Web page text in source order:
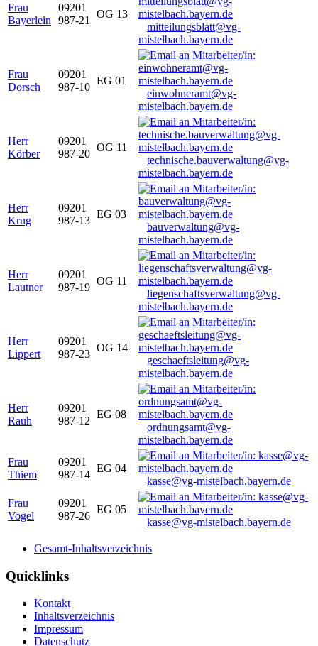
Frau
Bayerlein
09201
987-21
OG 13
mitteilungsblatt@vg-
mistelbach.bayern.de
Frau
Dorsch
09201
987-10
EG 01
einwohneramt@vg-
mistelbach.bayern.de
Herr
Körber
09201
987-20
OG 11
technische.bauverwaltung@vg-
mistelbach.bayern.de
Herr
Krug
09201
987-13
EG 03
bauverwaltung@vg-
mistelbach.bayern.de
Herr
Lautner
09201
987-19
OG 11
liegenschaftsverwaltung@vg-
mistelbach.bayern.de
Herr
Lippert
09201
987-23
OG 14
geschaeftsleitung@vg-
mistelbach.bayern.de
Herr
Rauh
09201
987-12
EG 08
ordnungsamt@vg-
mistelbach.bayern.de
Frau
Thiem
09201
987-14
EG 04
kasse@vg-mistelbach.bayern.de
Frau
Vogel
09201
987-26
EG 05
kasse@vg-mistelbach.bayern.de
Gesamt-Inhaltsverzeichnis
Quicklinks
Kontakt
Inhaltsverzeichnis
Impressum
Datenschutz